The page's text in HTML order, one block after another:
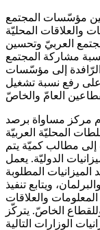
مؤسّسات المجتمع
والعلاقات المحليّة
العربيّ وتحسين
مشاركة المجتمع
الرّافدة إلى مؤسّسات
على رفع نسبة تشغيل
مركز مساواة برصد
المحليّة العربيّة
إلى مطالب كميّة يتم
الدوليّة. يعمل
المطلوبة
ويتابع تنفيذ
والعلاقات
الخاصّ. يتركّز